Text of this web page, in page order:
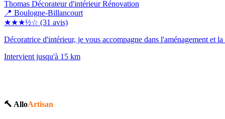
Thomas Décorateur d'intérieur Rénovation
📍 Boulogne-Billancourt
★★★½☆ (31 avis)
Décoratrice d'intérieur, je vous accompagne dans l'aménagement et
Intervient jusqu'à 15 km
🔨 AlloArtisan